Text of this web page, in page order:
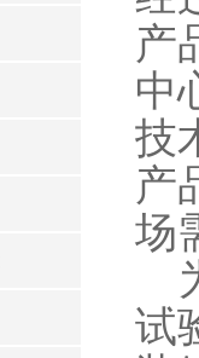
产
中
技
产
场
试